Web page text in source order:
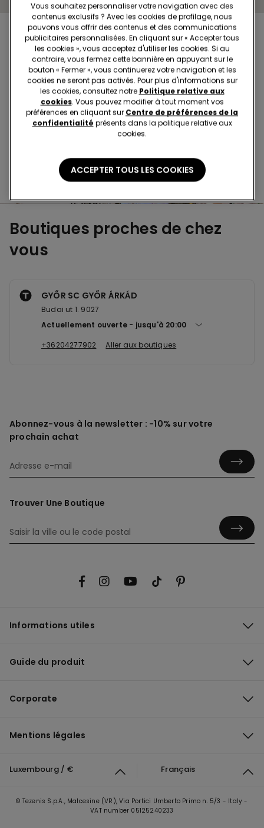
Achetez en magasin et recevez lacommande où
que vous soyez
Achetez en ligne et récupérezvotre commande
en magasin
Passez votre commandeoù vous voulez
Changer l'articleen magasin
Boutiques proches de chez
vous
GYŐR SC GYŐR ÁRKÁD
Budai ut 1. 9027
Actuellement ouverte
jusqu'à 20:00
+36204277902
Aller aux boutiques
Abonnez-vous à la newsletter : -10% sur votre
prochain achat
Trouver Une Boutique
Informations utiles
Guide du produit
Corporate
Mentions légales
Luxembourg / € Français
© Tezenis S.p.A., Malcesine (VR), Via Portici Umberto Primo n. 5/3 - Italy -
VAT number 05125240233
Vous souhaitez personnaliser votre navigation avec des
contenus exclusifs ? Avec les cookies de profilage, nous
pouvons vous offrir des contenus et des communications
publicitaires personnalisées. En cliquant sur « Accepter tous
les cookies », vous acceptez d'utiliser les cookies. Si au
contraire, vous fermez cette bannière en appuyant sur le
bouton « Fermer », vous continuerez votre navigation et les
cookies ne seront pas activés. Pour plus d'informations sur
les cookies, consultez notre Politique relative aux
cookies. Vous pouvez modifier à tout moment vos
préférences en cliquant sur Centre de préférences de la
confidentialité présents dans la politique relative aux
cookies.
ACCEPTER TOUS LES COOKIES